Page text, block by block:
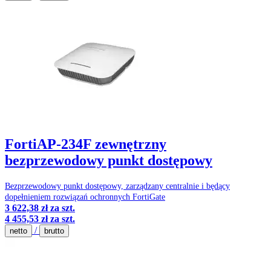
FortiAP-234F zewnętrzny
bezprzewodowy punkt dostępowy
Bezprzewodowy punkt dostępowy, zarządzany centralnie i będący
dopełnieniem rozwiązań ochronnych FortiGate
3 622,38 złza szt.
4 455,53 złza szt.
netto / brutto